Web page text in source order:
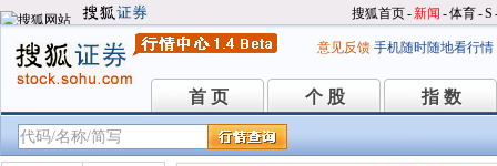
搜狐首页-新闻 -体育-S
意见反馈 手机随时随地看行情
首 页
首 页 个 股
个 股 指 数
指 数